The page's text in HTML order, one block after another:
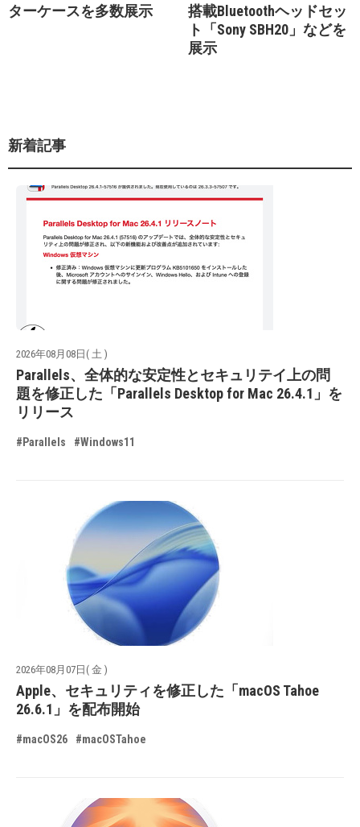
ターケースを多数展示
搭載Bluetoothヘッドセッ
ト「Sony SBH20」などを
展示
新着記事
2026年08月08日( 土 )
Parallels、全体的な安定性とセキュリテイ上の問
題を修正した「Parallels Desktop for Mac 26.4.1」を
リリース
#Parallels #Windows11
2026年08月07日( 金 )
Apple、セキュリティを修正した「macOS Tahoe
26.6.1」を配布開始
#macOS26 #macOSTahoe